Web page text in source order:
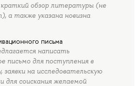
краткий обзор литературы (не
а также указана новизна
письма
написать
письмо для поступления в
заявки на исследовательскую
для соискания желаемой